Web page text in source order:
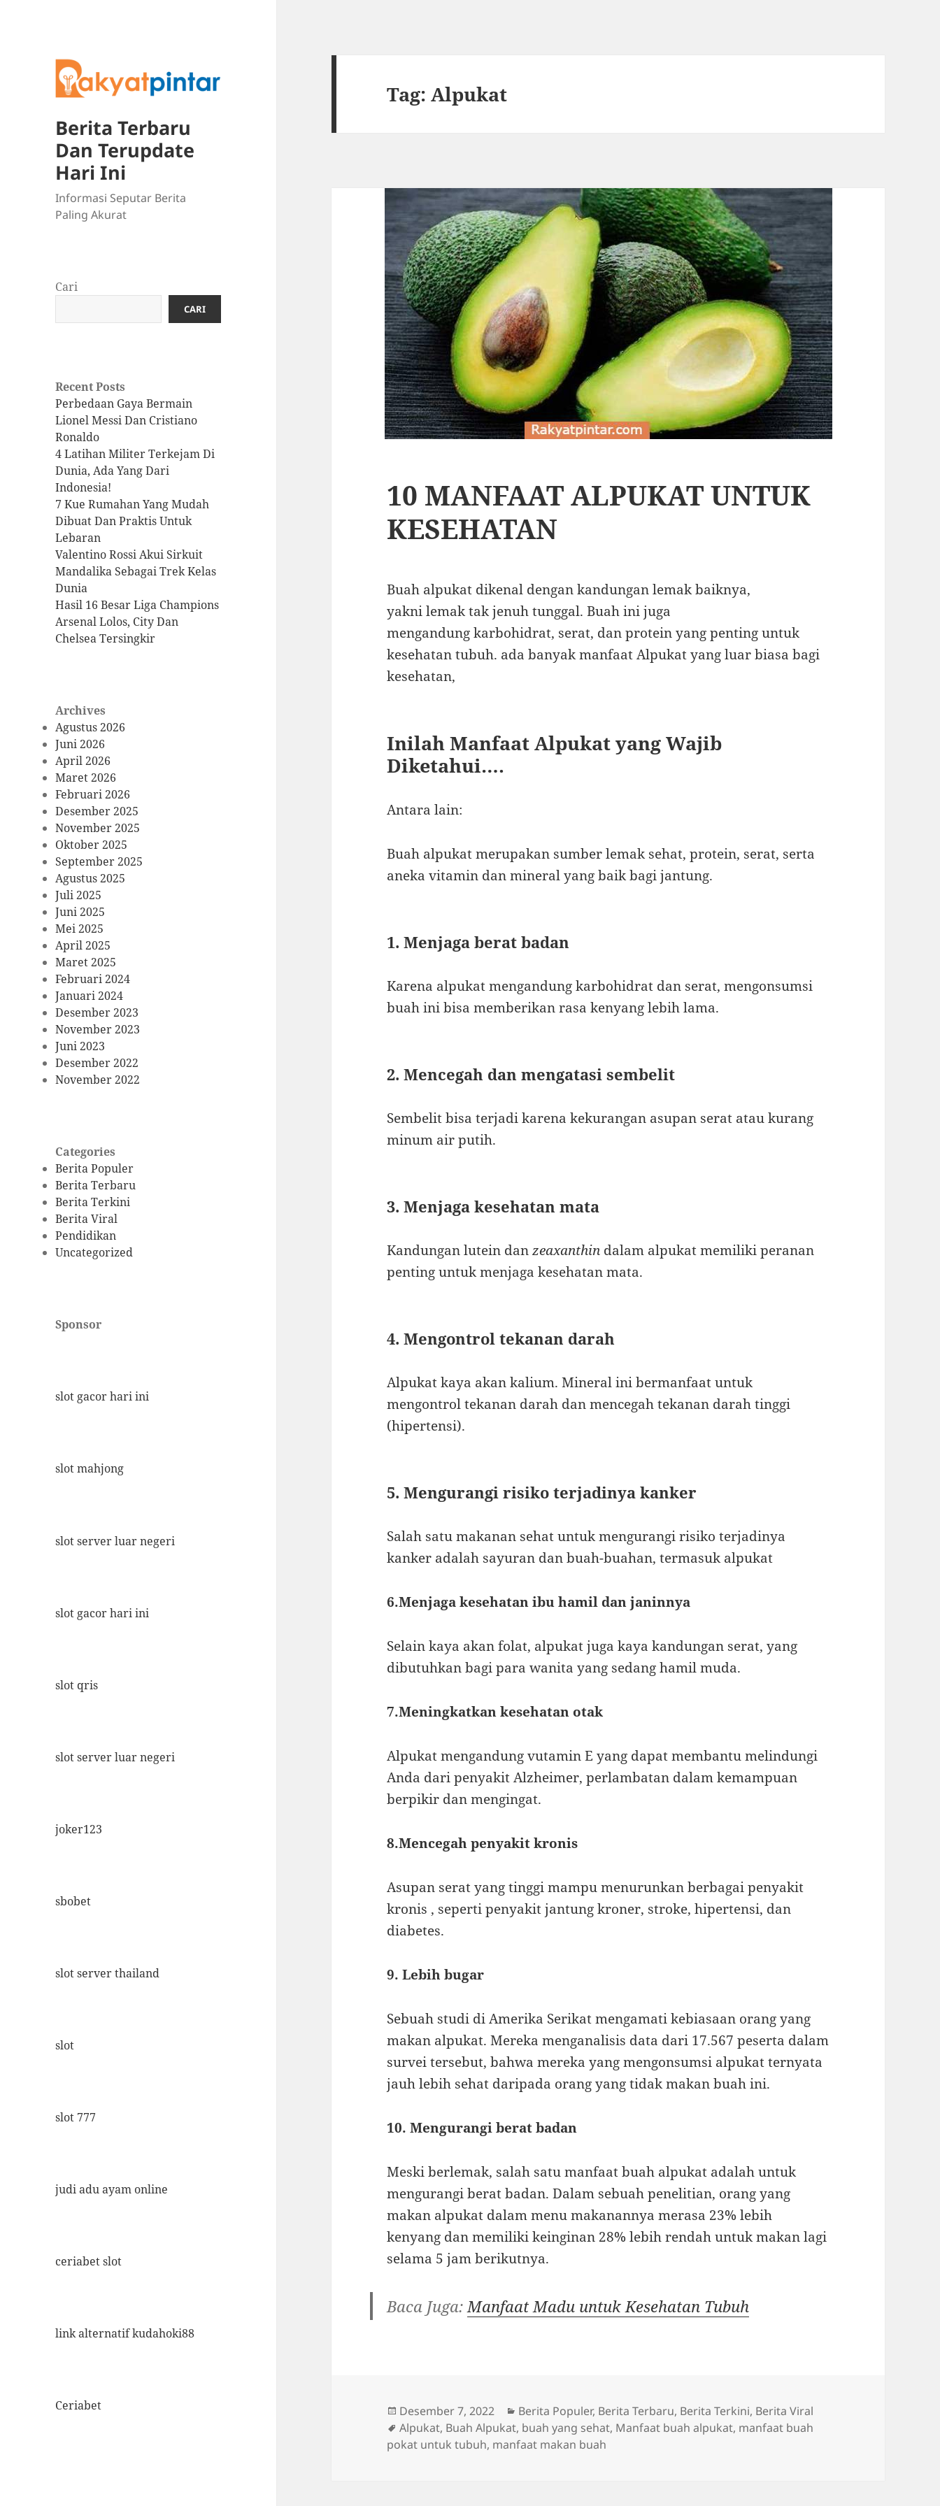
Berita Terbaru
Dan Terupdate
Hari Ini
Informasi Seputar Berita
Paling Akurat
Cari
CARI
Recent Posts
Perbedaan Gaya Bermain
Lionel Messi Dan Cristiano
Ronaldo
4 Latihan Militer Terkejam Di
Dunia, Ada Yang Dari
Indonesia!
7 Kue Rumahan Yang Mudah
Dibuat Dan Praktis Untuk
Lebaran
Valentino Rossi Akui Sirkuit
Mandalika Sebagai Trek Kelas
Dunia
Hasil 16 Besar Liga Champions
Arsenal Lolos, City Dan
Chelsea Tersingkir
Archives
Agustus 2026
Juni 2026
April 2026
Maret 2026
Februari 2026
Desember 2025
November 2025
Oktober 2025
September 2025
Agustus 2025
Juli 2025
Juni 2025
Mei 2025
April 2025
Maret 2025
Februari 2024
Januari 2024
Desember 2023
November 2023
Juni 2023
Desember 2022
November 2022
Categories
Berita Populer
Berita Terbaru
Berita Terkini
Berita Viral
Pendidikan
Uncategorized
Sponsor
slot gacor hari ini
slot mahjong
slot server luar negeri
slot gacor hari ini
slot qris
slot server luar negeri
joker123
sbobet
slot server thailand
slot
slot 777
judi adu ayam online
ceriabet slot
link alternatif kudahoki88
Ceriabet
Tag:Alpukat
10 MANFAAT ALPUKAT UNTUK
KESEHATAN
Buah alpukat dikenal dengan kandungan lemak baiknya,
yakni lemak tak jenuh tunggal. Buah ini juga
mengandung karbohidrat, serat, dan protein yang penting untuk
kesehatan tubuh. ada banyak manfaat Alpukat yang luar biasa bagi
kesehatan,
Inilah Manfaat Alpukat yang Wajib
Diketahui….
Antara lain:
Buah alpukat merupakan sumber lemak sehat, protein, serat, serta
aneka vitamin dan mineral yang baik bagi jantung.
1. Menjaga berat badan
Karena alpukat mengandung karbohidrat dan serat, mengonsumsi
buah ini bisa memberikan rasa kenyang lebih lama.
2. Mencegah dan mengatasi sembelit
Sembelit bisa terjadi karena kekurangan asupan serat atau kurang
minum air putih.
3. Menjaga kesehatan mata
Kandungan lutein danzeaxanthin dalam alpukat memiliki peranan
penting untuk menjaga kesehatan mata.
4. Mengontrol tekanan darah
Alpukat kaya akan kalium. Mineral ini bermanfaat untuk
mengontrol tekanan darah dan mencegah tekanan darah tinggi
(hipertensi).
5. Mengurangi risiko terjadinya kanker
Salah satu makanan sehat untuk mengurangi risiko terjadinya
kanker adalah sayuran dan buah-buahan, termasuk alpukat
6.Menjaga kesehatan ibu hamil dan janinnya
Selain kaya akan folat, alpukat juga kaya kandungan serat, yang
dibutuhkan bagi para wanita yang sedang hamil muda.
7.Meningkatkan kesehatan otak
Alpukat mengandung vutamin E yang dapat membantu melindungi
Anda dari penyakit Alzheimer, perlambatan dalam kemampuan
berpikir dan mengingat.
8.Mencegah penyakit kronis
Asupan serat yang tinggi mampu menurunkan berbagai penyakit
kronis , seperti penyakit jantung kroner, stroke, hipertensi, dan
diabetes.
9. Lebih bugar
Sebuah studi di Amerika Serikat mengamati kebiasaan orang yang
makan alpukat. Mereka menganalisis data dari 17.567 peserta dalam
survei tersebut, bahwa mereka yang mengonsumsi alpukat ternyata
jauh lebih sehat daripada orang yang tidak makan buah ini.
10. Mengurangi berat badan
Meski berlemak, salah satu manfaat buah alpukat adalah untuk
mengurangi berat badan. Dalam sebuah penelitian, orang yang
makan alpukat dalam menu makanannya merasa 23% lebih
kenyang dan memiliki keinginan 28% lebih rendah untuk makan lagi
selama 5 jam berikutnya.
Baca Juga: Manfaat Madu untuk Kesehatan Tubuh
Diposkan
pada
Desember 7, 2022 Kategori
Berita Populer, Berita Terbaru, Berita Terkini, Berita Viral
Tag
Alpukat, Buah Alpukat, buah yang sehat, Manfaat buah alpukat, manfaat buah
pokat untuk tubuh, manfaat makan buah